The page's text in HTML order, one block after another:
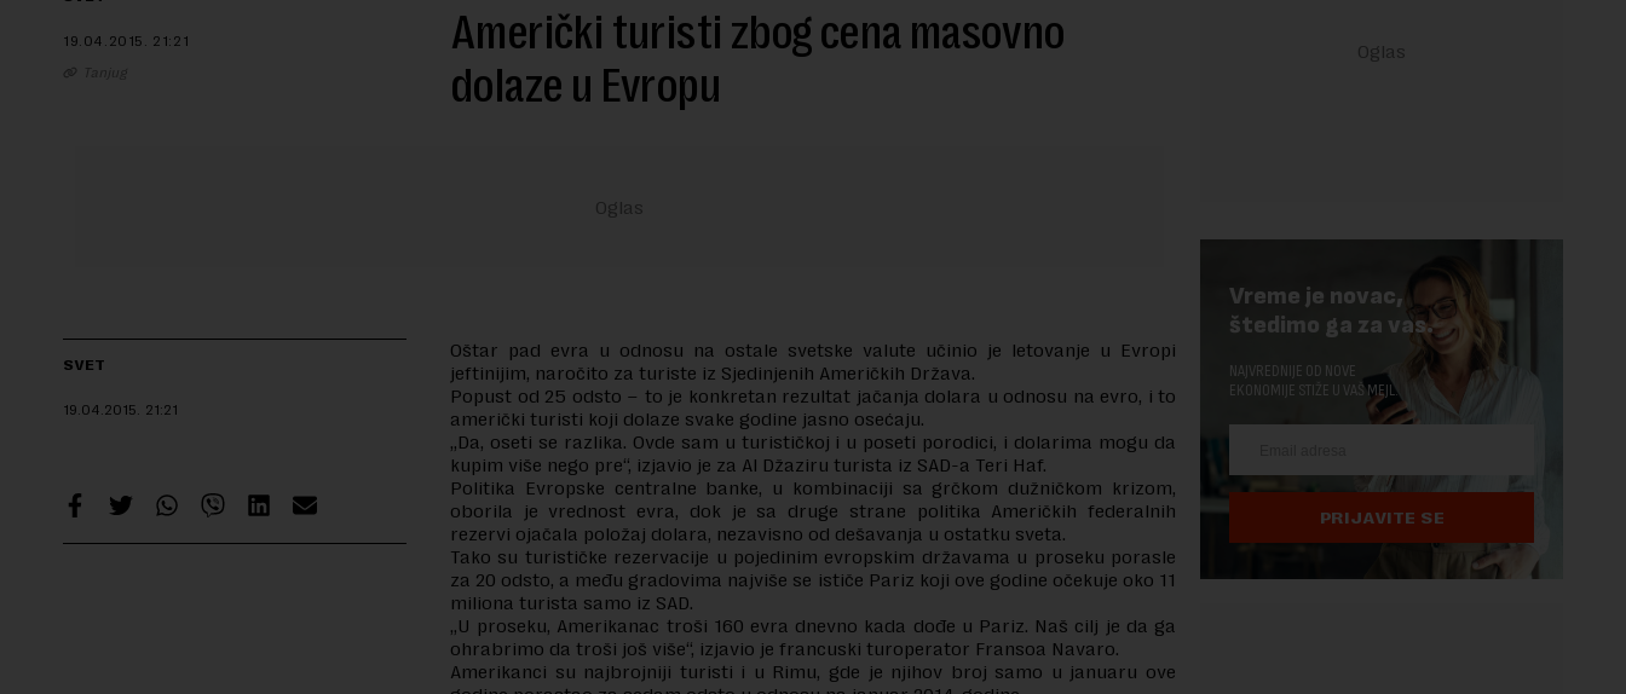
19.04.2015. 21:21
Tanjug
Američki turisti zbog cena masovno
dolaze u Evropu
SVET
19.04.2015. 21:21
Oštar pad evra u odnosu na ostale svetske valute učinio je letovanje u Evropi
jeftinijim, naročito za turiste iz Sjedinjenih Američkih Država.
Popust od 25 odsto – to je konkretan rezultat jačanja dolara u odnosu na evro, i to
američki turisti koji dolaze svake godine jasno osećaju.
„Da, oseti se razlika. Ovde sam u turističkoj i u poseti porodici, i dolarima mogu da
kupim više nego pre“, izjavio je za Al Džaziru turista iz SAD-a Teri Haf.
Politika Evropske centralne banke, u kombinaciji sa grčkom dužničkom krizom,
oborila je vrednost evra, dok je sa druge strane politika Američkih federalnih
rezervi ojačala položaj dolara, nezavisno od dešavanja u ostatku sveta.
Tako su turističke rezervacije u pojedinim evropskim državama u proseku porasle
za 20 odsto, a među gradovima najviše se ističe Pariz koji ove godine očekuje oko 11
miliona turista samo iz SAD.
„U proseku, Amerikanac troši 160 evra dnevno kada dođe u Pariz. Naš cilj je da ga
ohrabrimo da troši još više“, izjavio je francuski turoperator Fransoa Navaro.
Amerikanci su najbrojniji turisti i u Rimu, gde je njihov broj samo u januaru ove
Vreme je novac,
štedimo ga za vas.
NAJVREDNIJE OD NOVE
EKONOMIJE STIŽE U VAŠ MEJL.
PRIJAVITE SE